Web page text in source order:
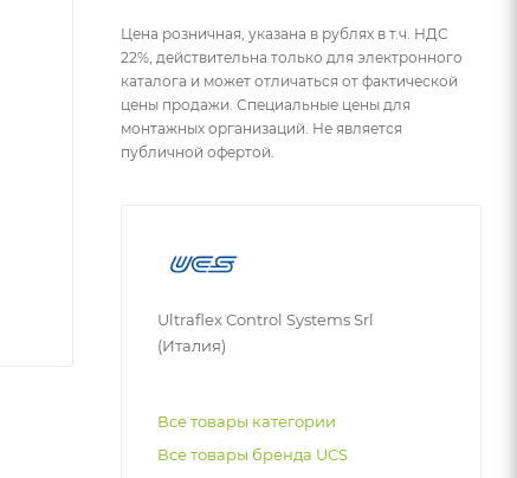
Цена розничная, указана в рублях в т.ч. НДС
22%, действительна только для электронного
каталога и может отличаться от фактической
цены продажи. Специальные цены для
монтажных организаций. Не является
публичной офертой.
Ultraflex Control Systems Srl
(Италия)
Все товары категории
Все товары бренда UCS